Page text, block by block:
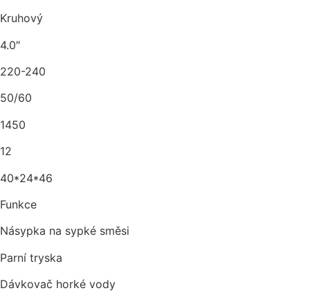
Kruhový
4.0″
220-240
50/60
1450
12
40*24*46
Funkce
Násypka na sypké směsi
Parní tryska
Dávkovač horké vody